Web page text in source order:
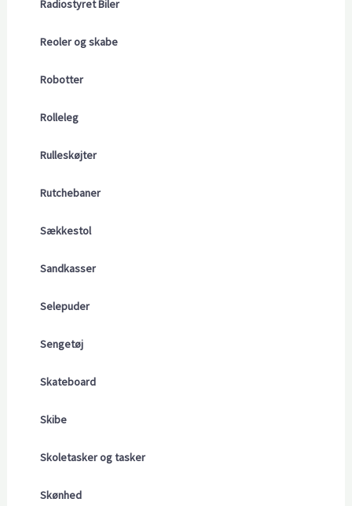
Radiostyret Biler
Reoler og skabe
Robotter
Rolleleg
Rulleskøjter
Rutchebaner
Sækkestol
Sandkasser
Selepuder
Sengetøj
Skateboard
Skibe
Skoletasker og tasker
Skønhed